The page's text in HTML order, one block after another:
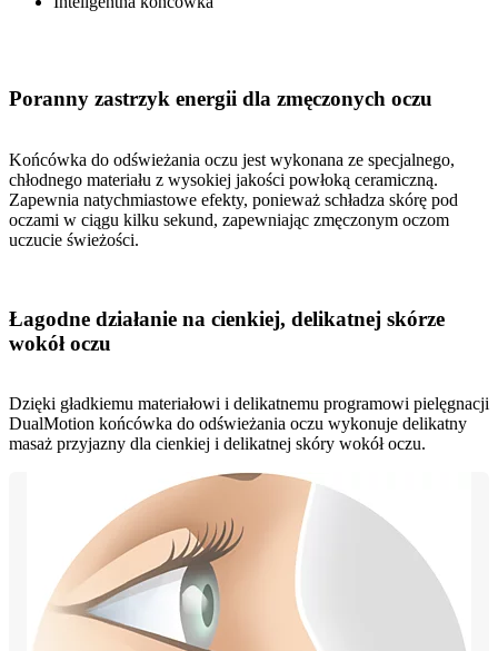
Poranny zastrzyk energii dla zmęczonych oczu
Końcówka do odświeżania oczu jest wykonana ze specjalnego,
chłodnego materiału z wysokiej jakości powłoką ceramiczną.
Zapewnia natychmiastowe efekty, ponieważ schładza skórę pod
oczami w ciągu kilku sekund, zapewniając zmęczonym oczom
uczucie świeżości.
Łagodne działanie na cienkiej, delikatnej skórze
wokół oczu
Dzięki gładkiemu materiałowi i delikatnemu programowi pielęgnacji
DualMotion końcówka do odświeżania oczu wykonuje delikatny
masaż przyjazny dla cienkiej i delikatnej skóry wokół oczu.